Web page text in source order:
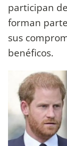
participan
forman
sus
benéficos.